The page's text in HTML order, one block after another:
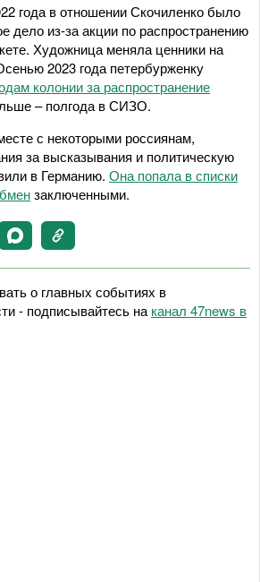
года в отношении Скочиленко было
дело из-за акции по распространению
Художница меняла ценники на
2023 года петербурженку
колонии за распространение
– полгода в СИЗО.
с некоторыми россиянам,
за высказывания и политическую
в Германию. Она попала в списки
заключенными.
о главных событиях в
- подписывайтесь на канал 47news в